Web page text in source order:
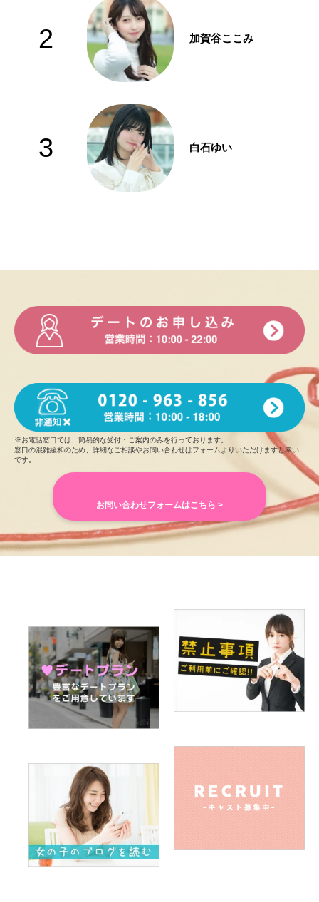
2 加賀谷ここみ
3 白石ゆい
※お電話窓口では、簡易的な受付・ご案内のみを行っております。
窓口の混雑緩和のため、詳細なご相談やお問い合わせはフォームよりいただけますと幸い
です。
お問い合わせフォームはこちら >